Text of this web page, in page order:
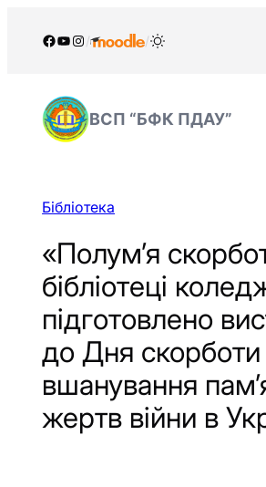
Facebook
YouTube
Instagram
/ /
ВСП “БФК ПДАУ”
Бібліотека
«Полум’я
бібліотеці
підготовлено
до Дня скорботи
вшанування
жертв війни в